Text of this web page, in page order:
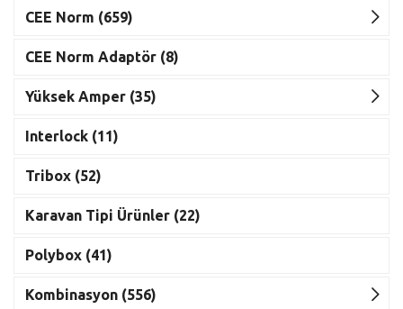
CEE Norm (659)
CEE Norm Adaptör (8)
Yüksek Amper (35)
Interlock (11)
Tribox (52)
Karavan Tipi Ürünler (22)
Polybox (41)
Kombinasyon (556)